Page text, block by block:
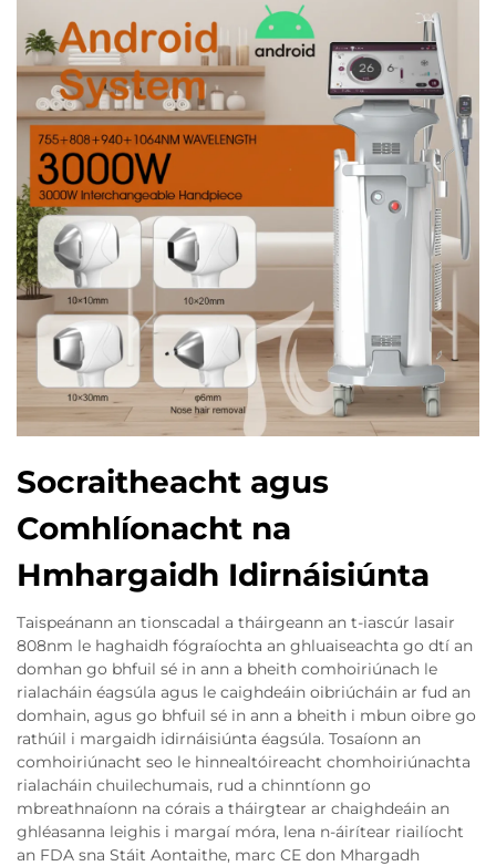
Socraitheacht agus
Comhlíonacht na
Hmhargaidh Idirnáisiúnta
Taispeánann an tionscadal a tháirgeann an t-iascúr lasair
808nm le haghaidh fógraíochta an ghluaiseachta go dtí an
domhan go bhfuil sé in ann a bheith comhoiriúnach le
rialacháin éagsúla agus le caighdeáin oibriúcháin ar fud an
domhain, agus go bhfuil sé in ann a bheith i mbun oibre go
rathúil i margaidh idirnáisiúnta éagsúla. Tosaíonn an
comhoiriúnacht seo le hinnealtóireacht chomhoiriúnachta
rialacháin chuilechumais, rud a chinntíonn go
mbreathnaíonn na córais a tháirgtear ar chaighdeáin an
ghléasanna leighis i margaí móra, lena n-áirítear riailíocht
an FDA sna Stáit Aontaithe, marc CE don Mhargadh